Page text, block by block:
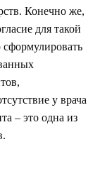
Конечно же,
для такой
у врача
– это одна из